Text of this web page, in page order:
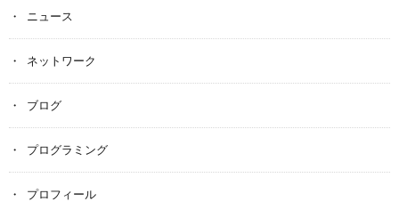
ニュース
ネットワーク
ブログ
プログラミング
プロフィール